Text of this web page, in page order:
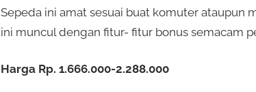
Sepeda ini amat sesuai buat komuter ataupun
ini muncul dengan fitur- fitur bonus semacam
Harga Rp. 1.666.000-2.288.000